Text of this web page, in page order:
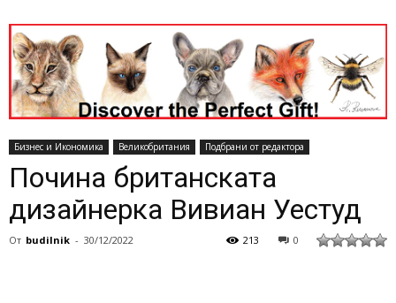
Бизнес и Икономика Великобритания Подбрани от редактора
Почина британската
дизайнерка Вивиан Уестуд
От budilnik - 30/12/2022 0
213